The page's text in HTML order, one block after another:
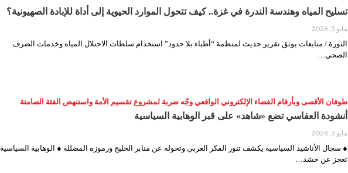
تسليح المياه وهندسة الندرة في غزة.. كيف تتحول الموارد الحيوية إلى أداة للإبادة الصهيونية؟
مايو 5, 2026
الثورة / متابعات يوثق تقرير حديث لمنظمة “أطباء بلا حدود” استخدام سلطات الاحتلال المياه وخدمات الصرف
الصحي…
طوفان الأقصى وبأرقام الفضاء الإلكتروني الواقعي وجّه ضربة لمشروع تقسيم الأمة واستنهض الفئة الصامتة
أنشودة العفاسي تضع «شاهد» على قبر الوهابية السياسية
مايو 3, 2026
● سجال الأناشيد السياسية يكشف تنور الفكر العربي وتحوله عن منابر الخليج ورموزه المضللة ● الوهابية السياسية
تعجز عن حشد…